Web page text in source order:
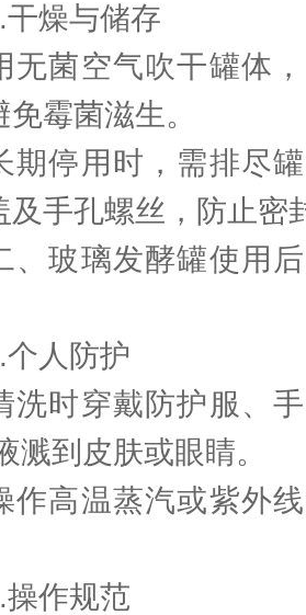
与储存
空气吹干罐体，
霉菌滋生。
用时，需排尽罐
及手孔螺丝，防止密
璃发酵罐使用后
人防护
穿戴防护服、手
溅到皮肤或眼睛。
温蒸汽或紫外线
作规范